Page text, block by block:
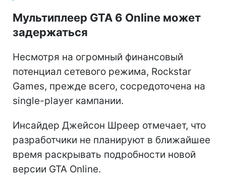
Мультиплеер GTA 6 Online может
задержаться
Несмотря на огромный финансовый
потенциал сетевого режима, Rockstar
Games, прежде всего, сосредоточена на
single-player кампании.
Инсайдер Джейсон Шреер отмечает, что
разработчики не планируют в ближайшее
время раскрывать подробности новой
версии GTA Online.